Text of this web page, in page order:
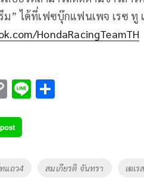
ม” ได้ที่เฟซบุ๊กแฟนเพจ เรซ ทู
HondaRacingTeamTH
C
p
y
Li
Li
แถว4 สมเกียรติ จันทรา เฆเ